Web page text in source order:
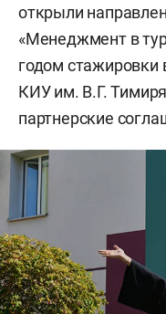
открыли
«Менеджмент в
годом стажировки
КИУ им. В.Г.
партнерские